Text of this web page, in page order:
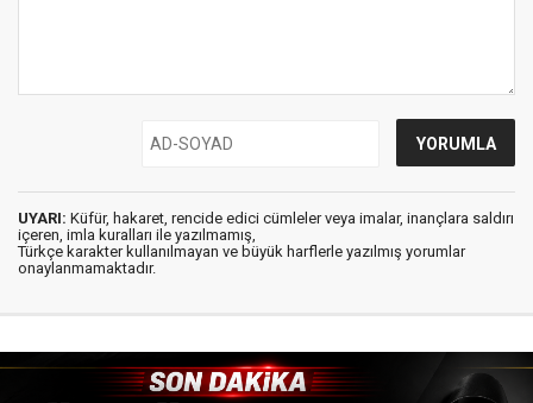
UYARI: Küfür, hakaret, rencide edici cümleler veya imalar, inançlara saldırı
içeren, imla kuralları ile yazılmamış,
Türkçe karakter kullanılmayan ve büyük harflerle yazılmış yorumlar
onaylanmamaktadır.